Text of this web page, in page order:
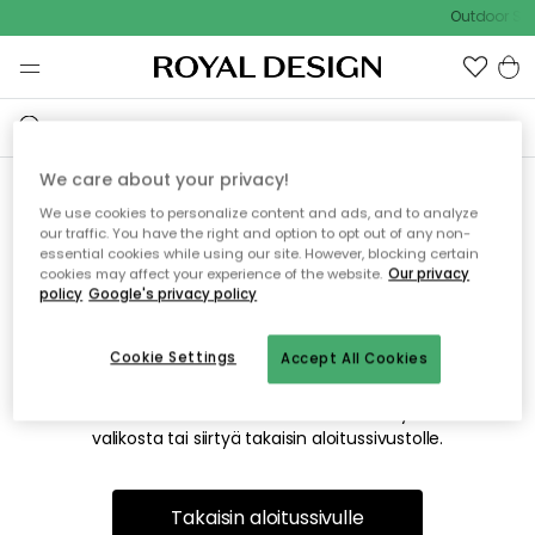
Outdoor
Emme valitettavasti löydä
etsimääsi sivua
Tämä voi johtua siitä, että sivua ei enää ole tai siitä, että se
on siirretty muualle. Pahoittelemme tästä mahdollisesti
valikosta tai siirtyä takaisin aloitussivustolle.
Takaisin aloitussivulle
We care about your privacy!
We use cookies to personalize content and ads, and to analyze
our traffic. You have the right and option to opt out of any non-
essential cookies while using our site. However, blocking certain
cookies may affect your experience of the website. Our privacy
policy Google's privacy policy
Accept All Cookies
Cookie Settings